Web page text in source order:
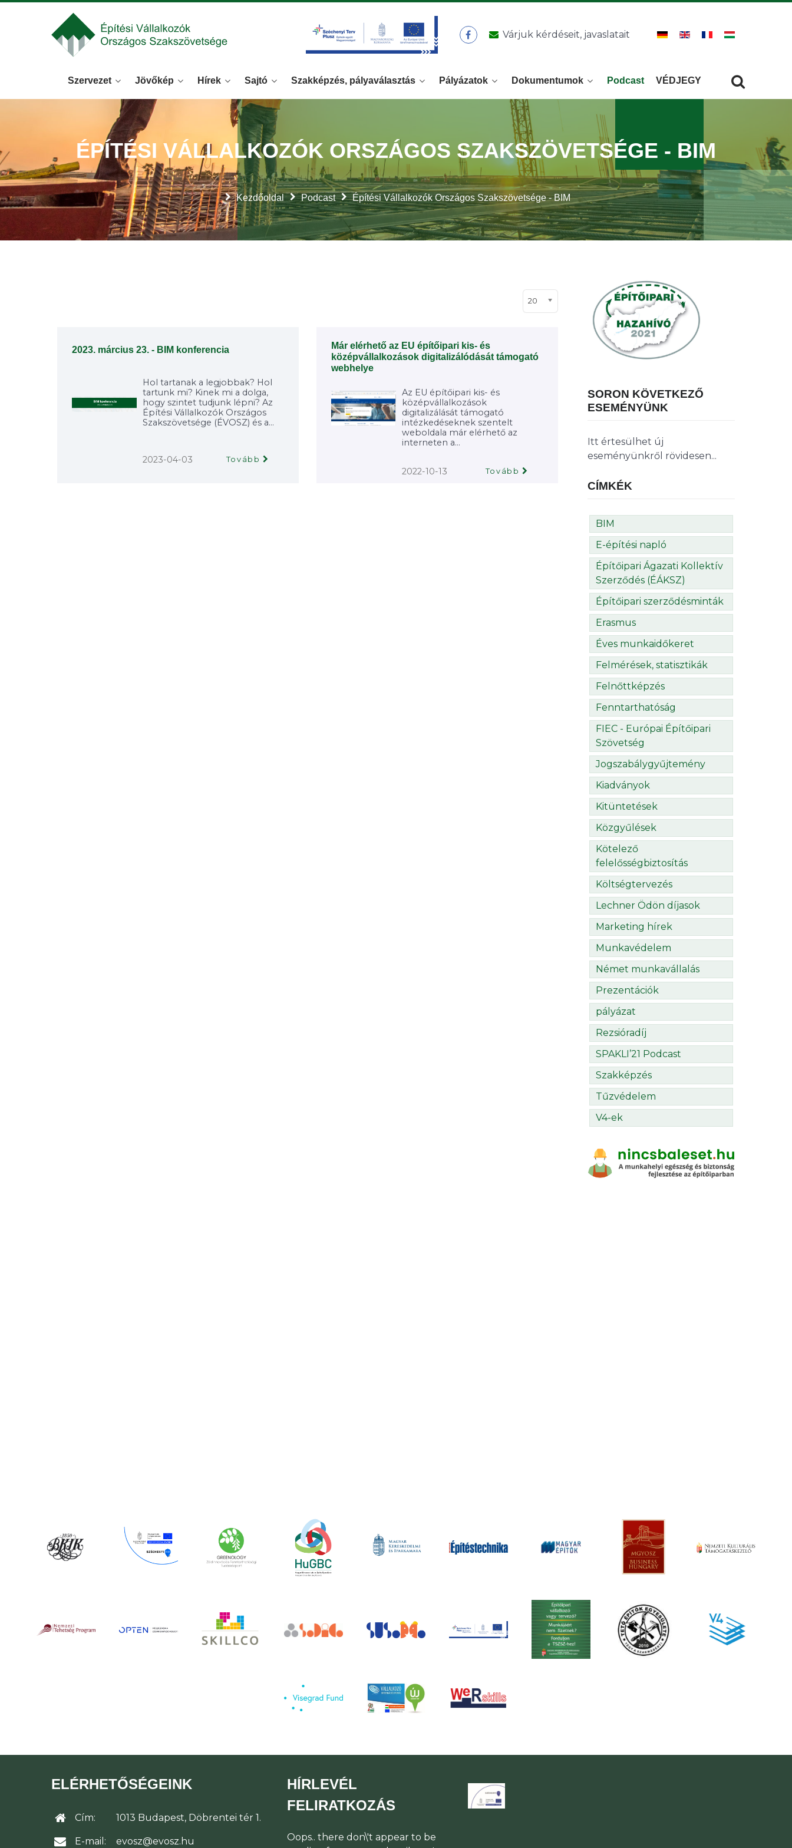
Várjuk kérdéseit, javaslatait
Szervezet Jövőkép Hírek Sajtó Szakképzés, pályaválasztás Pályázatok Dokumentumok Podcast VÉDJEGY
Kezdőoldal Podcast Építési Vállalkozók Országos Szakszövetsége - BIM
ÉPÍTÉSI VÁLLALKOZÓK ORSZÁGOS SZAKSZÖVETSÉGE - BIM
Tételek #
20
2023. március 23. - BIM konferencia
Hol tartanak a legjobbak? Hol
tartunk mi? Kinek mi a dolga,
hogy szintet tudjunk lépni? Az
Építési Vállalkozók Országos
Szakszövetsége (ÉVOSZ) és a...
2023-04-03 Tovább
Már elérhető az EU építőipari kis- és
középvállalkozások digitalizálódását támogató
webhelye
Az EU építőipari kis- és
középvállalkozások
digitalizálását támogató
intézkedéseknek szentelt
weboldala már elérhető az
interneten a...
2022-10-13 Tovább
SORON KÖVETKEZŐ
ESEMÉNYÜNK
Itt értesülhet új
eseményünkről rövidesen...
CÍMKÉK
BIM
E-építési napló
Építőipari Ágazati Kollektív
Szerződés (ÉÁKSZ)
Építőipari szerződésminták
Erasmus
Éves munkaidőkeret
Felmérések, statisztikák
Felnőttképzés
Fenntarthatóság
FIEC - Európai Építőipari
Szövetség
Jogszabálygyűjtemény
Kiadványok
Kitüntetések
Közgyűlések
Kötelező
felelősségbiztosítás
Költségtervezés
Lechner Ödön díjasok
Marketing hírek
Munkavédelem
Német munkavállalás
Prezentációk
pályázat
Rezsióradíj
SPAKLI’21 Podcast
Szakképzés
Tűzvédelem
V4-ek
ELÉRHETŐSÉGEINK
Cím: 1013 Budapest, Döbrentei tér 1.
E-mail: evosz@evosz.hu
HÍRLEVÉL
FELIRATKOZÁS
Oops.. there don\'t appear to be